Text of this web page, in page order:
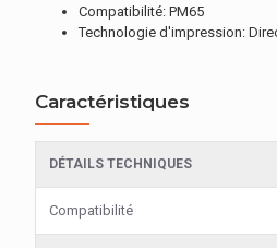
Compatibilité: PM65
Technologie d'impression:
Caractéristiques
DÉTAILS TECHNIQUES
Compatibilité